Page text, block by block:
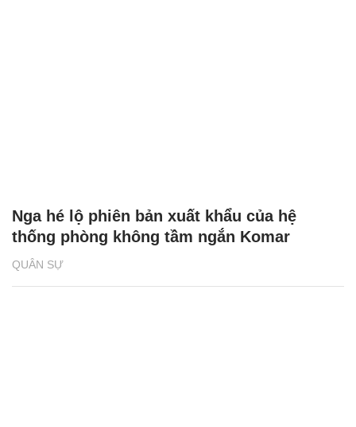
QUÂN SỰ
Nga hé lộ phiên bản xuất khẩu của hệ
thống phòng không tầm ngắn Komar